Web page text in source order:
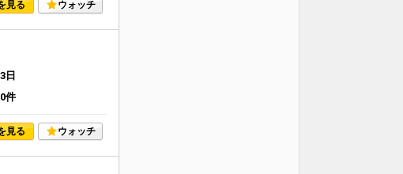
見る ウォッチ
3日
0件
見る ウォッチ